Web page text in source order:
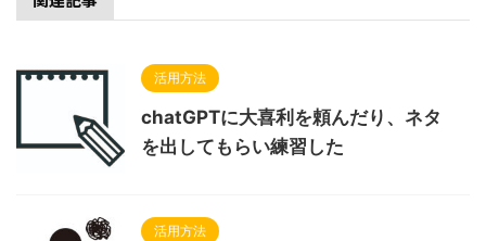
活用方法
chatGPTに大喜利を頼んだり、ネタ
を出してもらい練習した
活用方法